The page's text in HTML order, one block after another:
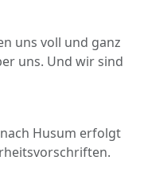
Husum erfolgt
uns voll und ganz
uns. Und wir sind